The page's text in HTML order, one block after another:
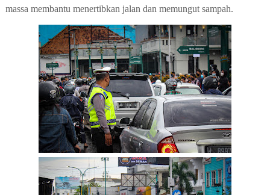
massa membantu menertibkan jalan dan memungut sampah.